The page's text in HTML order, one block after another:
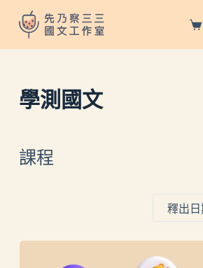
跳
至
主
內
容
學測國文
課程